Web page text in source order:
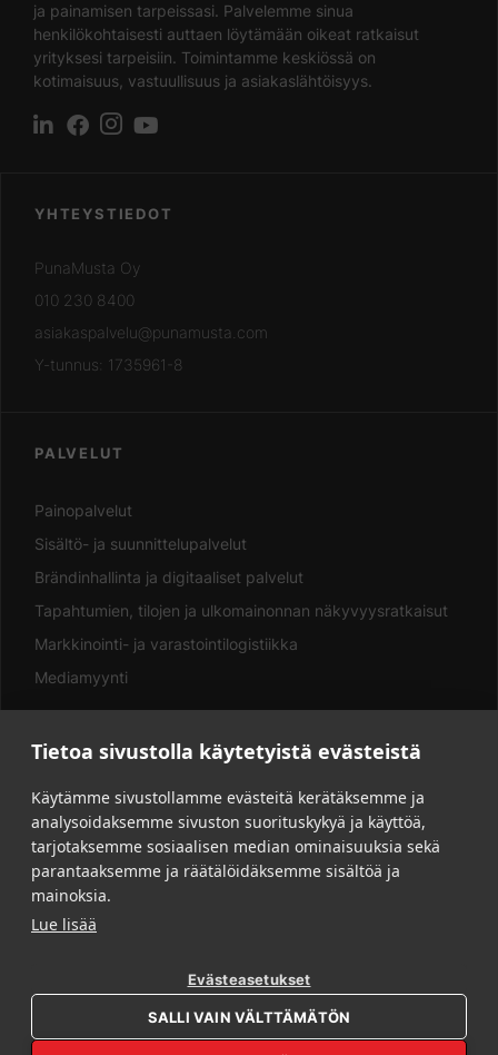
Tietoa sivustolla käytetyistä evästeistä
Käytämme sivustollamme evästeitä kerätäksemme ja
analysoidaksemme sivuston suorituskykyä ja käyttöä,
tarjotaksemme sosiaalisen median ominaisuuksia sekä
parantaaksemme ja räätälöidäksemme sisältöä ja
mainoksia.
Lue lisää
Evästeasetukset
SALLI VAIN VÄLTTÄMÄTÖN
ja painamisen tarpeissasi. Palvelemme sinua
henkilökohtaisesti auttaen löytämään oikeat ratkaisut
yrityksesi tarpeisiin. Toimintamme keskiössä on
kotimaisuus, vastuullisuus ja asiakaslähtöisyys.
YHTEYSTIEDOT
PunaMusta Oy
010 230 8400
asiakaspalvelu@punamusta.com
Y-tunnus: 1735961-8
PALVELUT
Painopalvelut
Sisältö- ja suunnittelupalvelut
Brändinhallinta ja digitaaliset palvelut
Tapahtumien, tilojen ja ulkomainonnan näkyvyysratkaisut
Markkinointi- ja varastointilogistiikka
Mediamyynti
Asiakkaalle
Vastuullisuus
Yritys
Yhteystiedot
Aineisto-ohjeet